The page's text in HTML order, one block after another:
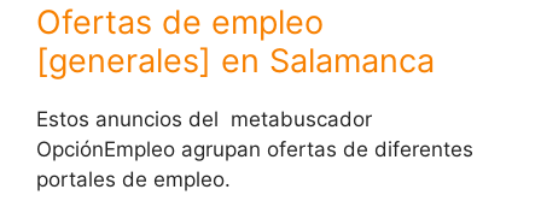
Ofertas de empleo
[generales] en Salamanca
Estos anuncios del metabuscador
OpciónEmpleo agrupan ofertas de diferentes
portales de empleo.